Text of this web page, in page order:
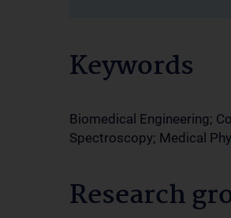
Keywords
Biomedical Engineering;
Spectroscopy; Medical
Research